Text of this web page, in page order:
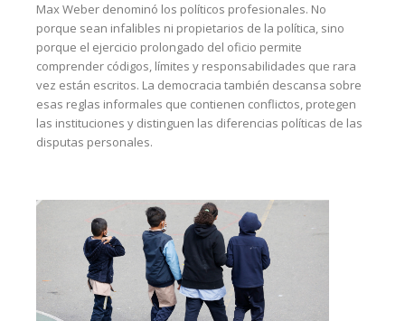
Max Weber denominó los políticos profesionales. No
porque sean infalibles ni propietarios de la política, sino
porque el ejercicio prolongado del oficio permite
comprender códigos, límites y responsabilidades que rara
vez están escritos. La democracia también descansa sobre
esas reglas informales que contienen conflictos, protegen
las instituciones y distinguen las diferencias políticas de las
disputas personales.